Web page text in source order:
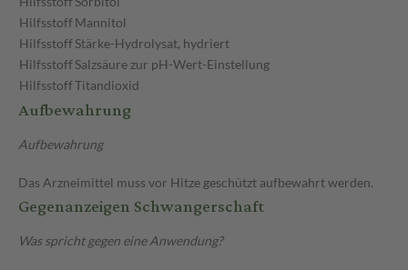
HilfsstoffMannitol
HilfsstoffStärke-Hydrolysat, hydriert
HilfsstoffSalzsäure zur pH-Wert-Einstellung
HilfsstoffTitandioxid
Aufbewahrung
Aufbewahrung
Das Arzneimittel muss vor Hitze geschützt aufbewahrt werden.
Gegenanzeigen Schwangerschaft
Was spricht gegen eine Anwendung?